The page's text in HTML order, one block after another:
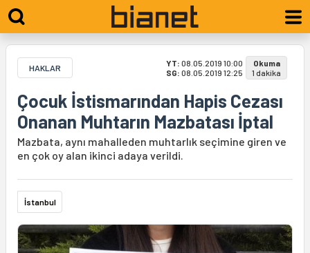
HAKLAR YT: 08.05.2019 10:00
SG: 08.05.2019 12:25
Okuma
1 dakika
Çocuk İstismarından Hapis Cezası
Onanan Muhtarın Mazbatası İptal
Mazbata, aynı mahalleden muhtarlık seçimine giren ve
en çok oy alan ikinci adaya verildi.
İstanbul